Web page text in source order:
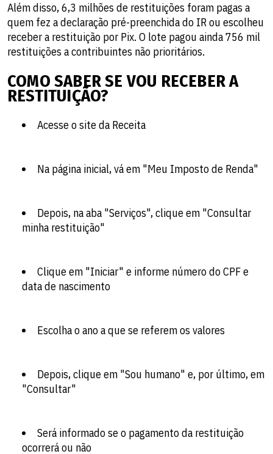
Além disso, 6,3 milhões de restituições foram pagas a
quem fez a declaração pré-preenchida do IR ou escolheu
receber a restituição por Pix. O lote pagou ainda 756 mil
restituições a contribuintes não prioritários.
COMO SABER SE VOU RECEBER A
RESTITUIÇÃO?
Acesse o site da Receita
Na página inicial, vá em "Meu Imposto de Renda"
Depois, na aba "Serviços", clique em "Consultar
minha restituição"
Clique em "Iniciar" e informe número do CPF e
data de nascimento
Escolha o ano a que se referem os valores
Depois, clique em "Sou humano" e, por último, em
"Consultar"
Será informado se o pagamento da restituição
ocorrerá ou não